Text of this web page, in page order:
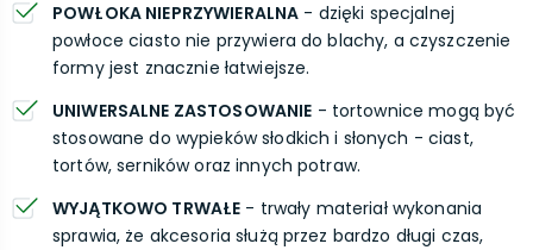
POWŁOKA NIEPRZYWIERALNA - dzięki specjalnej
powłoce ciasto nie przywiera do blachy, a czyszczenie
formy jest znacznie łatwiejsze.
UNIWERSALNE ZASTOSOWANIE - tortownice mogą być
stosowane do wypieków słodkich i słonych - ciast,
tortów, serników oraz innych potraw.
WYJĄTKOWO TRWAŁE - trwały materiał wykonania
sprawia, że akcesoria służą przez bardzo długi czas,